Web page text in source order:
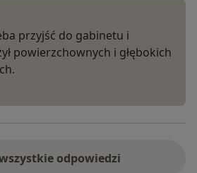
przyjść do gabinetu i
powierzchownych i głębokich
odpowiedzi